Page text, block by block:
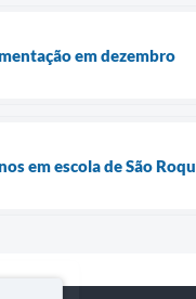
em dezembro
em escola de São